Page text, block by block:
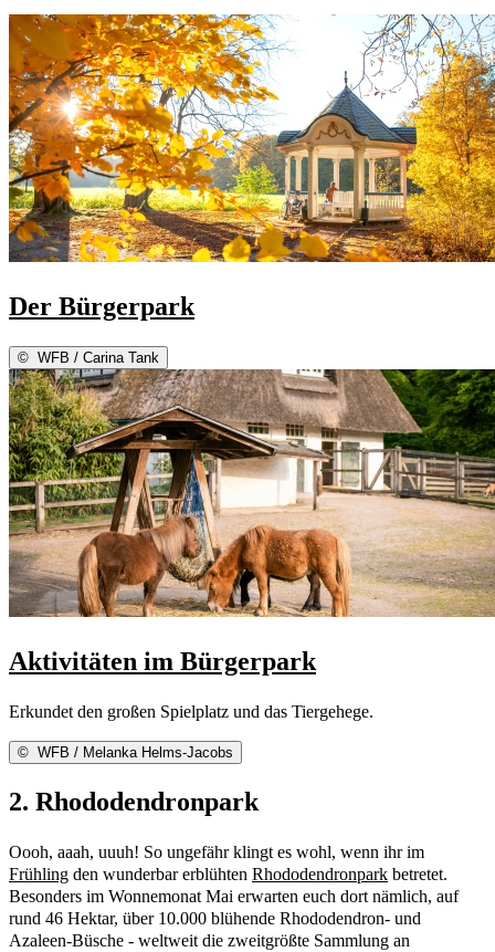
Der Bürgerpark
© WFB / Carina Tank
Aktivitäten im Bürgerpark
Erkundet den großen Spielplatz und das Tiergehege.
© WFB / Melanka Helms-Jacobs
2. Rhododendronpark
Oooh, aaah, uuuh! So ungefähr klingt es wohl, wenn ihr im
Frühling den wunderbar erblühten Rhododendronpark betretet.
Besonders im Wonnemonat Mai erwarten euch dort nämlich, auf
rund 46 Hektar, über 10.000 blühende Rhododendron- und
Azaleen-Büsche - weltweit die zweitgrößte Sammlung an